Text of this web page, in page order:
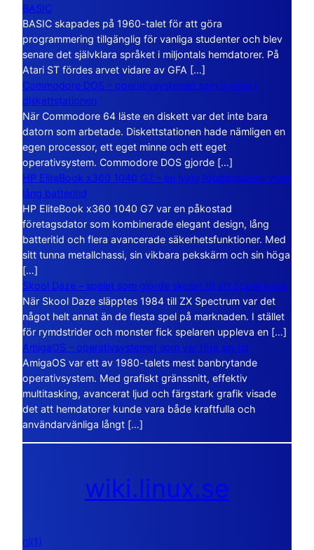
BASIC
BASIC skapades på 1960-talet för att göra
programmering tillgänglig för vanliga studenter och blev
senare det självklara språket i miljontals hemdatorer. På
Atari ST fördes arvet vidare av GFA […]
Commodore DOS – operativsystemet som bodde i
diskettstationen
När Commodore 64 läste en diskett var det inte bara
datorn som arbetade. Diskettstationen hade nämligen en
egen processor, ett eget minne och ett eget
operativsystem. Commodore DOS gjorde […]
HP EliteBook x360 1040 G7 – en lyxig företagsdator med
lång batteritid
HP EliteBook x360 1040 G7 var en påkostad
företagsdator som kombinerade elegant design, lång
batteritid och flera avancerade säkerhetsfunktioner. Med
sitt tunna metallchassi, sin vikbara pekskärm och sin höga
[…]
Skool Daze – spelet som gjorde skolan till ett öppet kaos
När Skool Daze släpptes 1984 till ZX Spectrum var det
något helt annat än de flesta spel på marknaden. I stället
för rymdstrider och monster fick spelaren uppleva en […]
AmigaOS – operativsystemet som var före sin tid
AmigaOS var ett av 1980-talets mest banbrytande
operativsystem. Med grafiskt gränssnitt, effektiv
multitasking, avancerat ljud och färgstark grafik visade
det att hemdatorer kunde vara både kraftfulla och
användarvänliga långt […]
wiki.linux.se
nl(1)